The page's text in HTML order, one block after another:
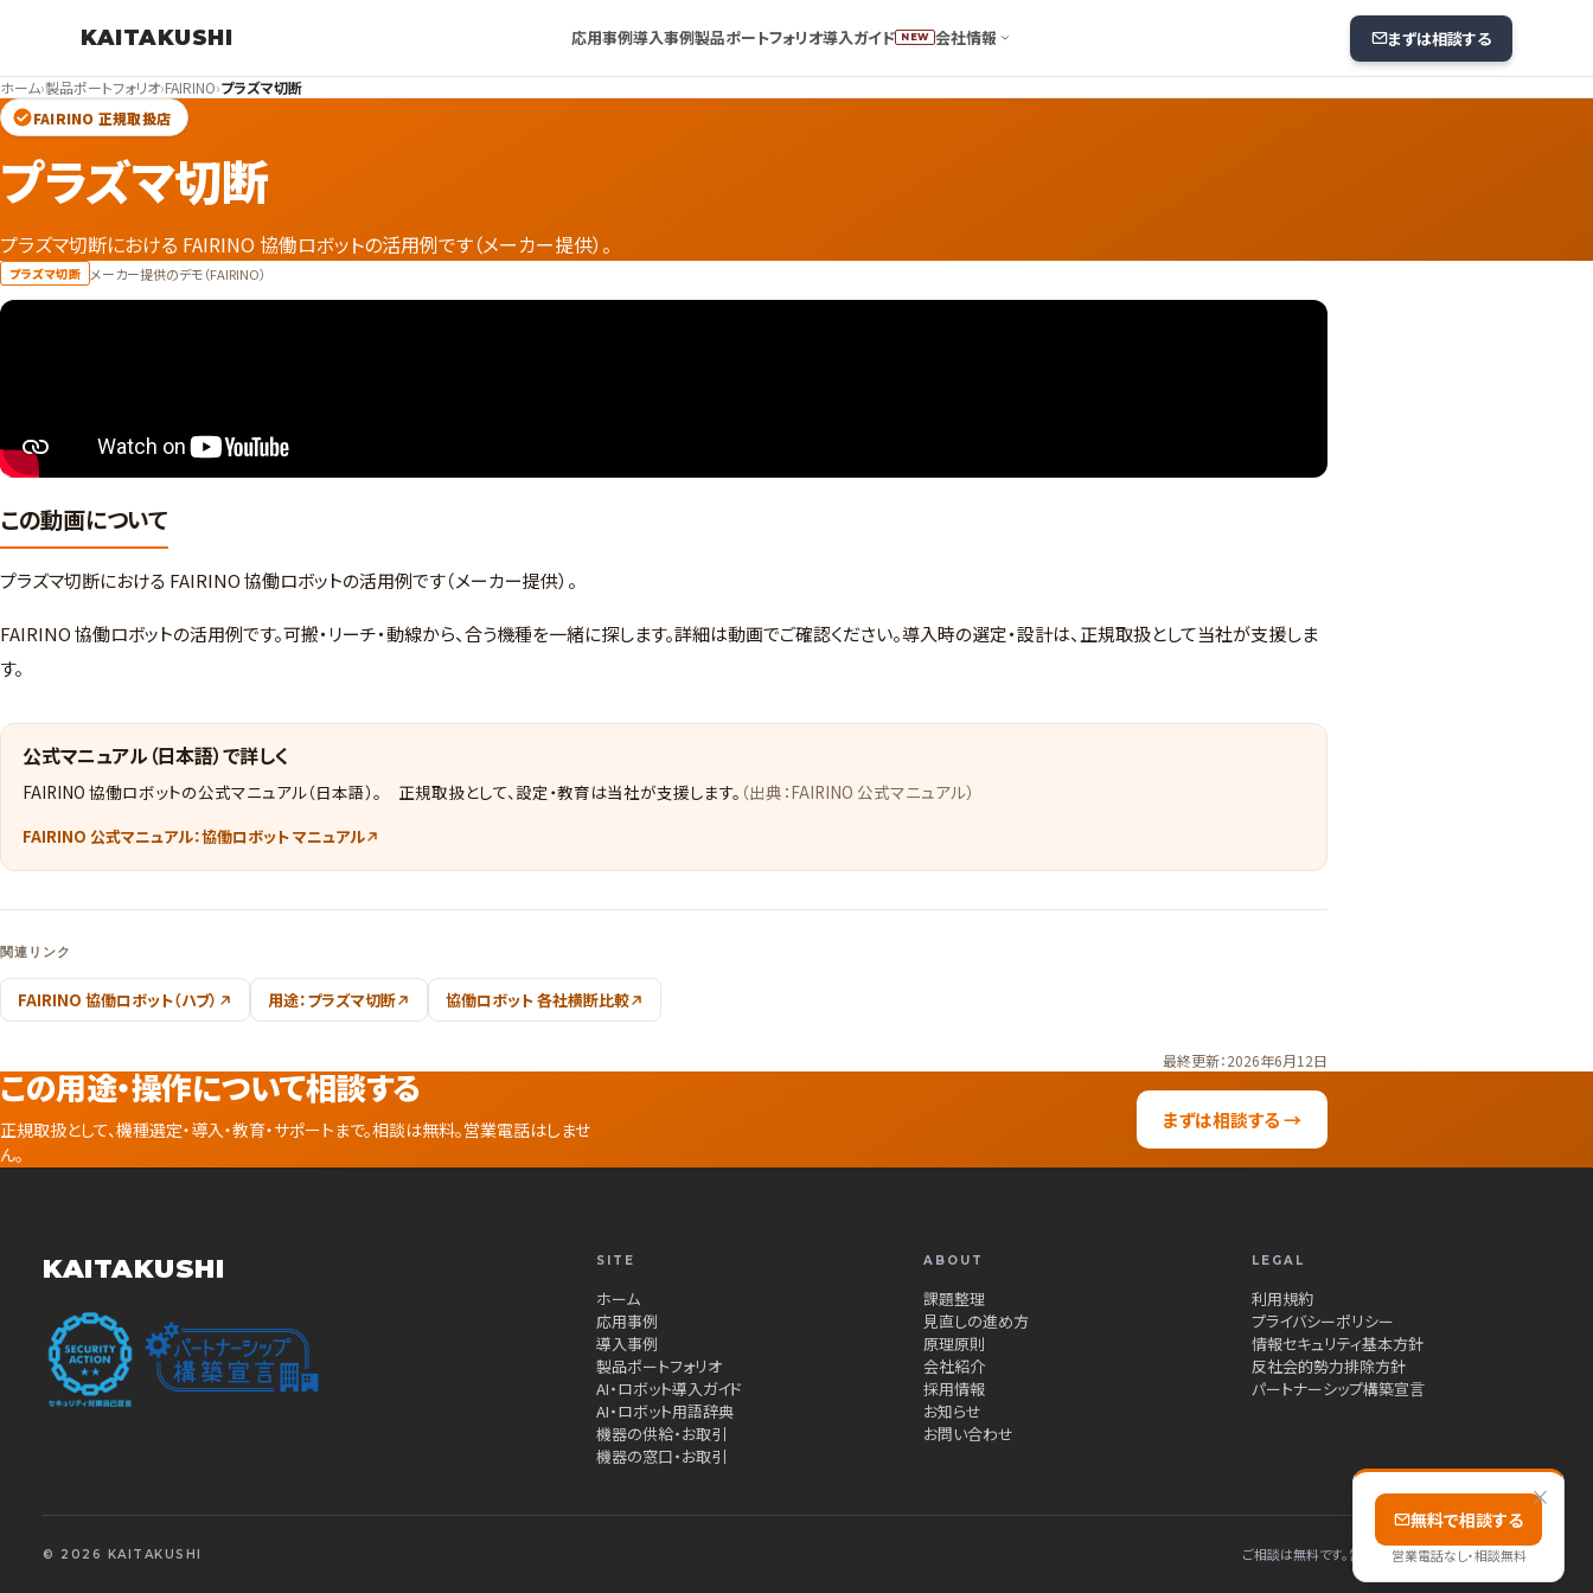
KAITAKUSHI 応用事例導入事例製品ポートフォリオ導入ガイド NEW 会社情報 まずは相談する
ホーム›製品ポートフォリオ›FAIRINO›プラズマ切断
FAIRINO 正規取扱店
プラズマ切断
プラズマ切断における FAIRINO 協働ロボットの活用例です（メーカー提供）。
プラズマ切断 メーカー提供のデモ（FAIRINO）
この動画について
プラズマ切断における FAIRINO 協働ロボットの活用例です（メーカー提供）。
FAIRINO 協働ロボットの活用例です。可搬・リーチ・動線から、合う機種を一緒に探します。詳細は動画でご確認ください。導入時の選定・設計は、正規取扱として当社が支援しま
す。
公式マニュアル（日本語）で詳しく
FAIRINO 協働ロボットの公式マニュアル（日本語）。 正規取扱として、設定・教育は当社が支援します。 （出典：FAIRINO 公式マニュアル）
FAIRINO 公式マニュアル：協働ロボット マニュアル
関連リンク
FAIRINO 協働ロボット（ハブ） 用途：プラズマ切断 協働ロボット 各社横断比較
最終更新：2026年6月12日
この用途・操作について相談する
正規取扱として、機種選定・導入・教育・サポートまで。相談は無料。営業電話はしませ
ん。
まずは相談する →
KAITAKUSHI SITE
ホーム
応用事例
導入事例
製品ポートフォリオ
AI・ロボット導入ガイド
AI・ロボット用語辞典
機器の供給・お取引
機器の窓口・お取引
ABOUT
課題整理
見直しの進め方
原理原則
会社紹介
採用情報
お知らせ
お問い合わせ
LEGAL
利用規約
プライバシーポリシー
情報セキュリティ基本方針
反社会的勢力排除方針
パートナーシップ構築宣言
© 2026 KAITAKUSHI ご相談は無料です。営業電話はしません、秘密厳守です。
×
無料で相談する
営業電話なし・相談無料